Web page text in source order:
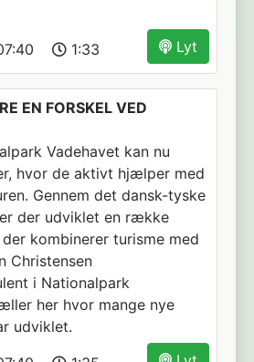
Lyt
1:33
EN FORSKEL VED
Vadehavet kan nu
hvor de aktivt hjælper med
Gennem det dansk-tyske
der udviklet en række
kombinerer turisme med
Christensen
i Nationalpark
her hvor mange nye
udviklet.